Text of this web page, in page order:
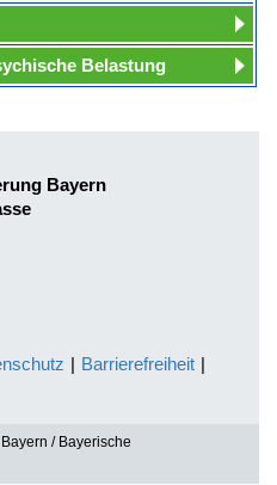
Belastung
Bayern
| Barrierefreiheit |
/ Bayerische